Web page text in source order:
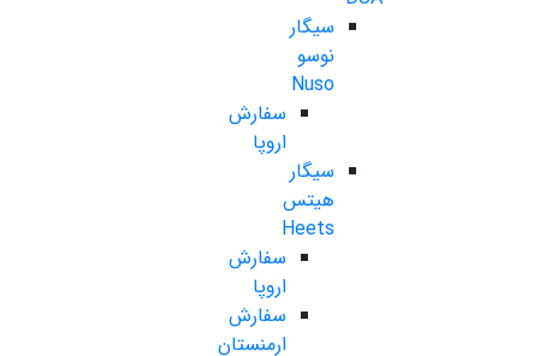
سیگار
نوسو
Nuso
سفارش
اروپا
سیگار
هیتس
Heets
سفارش
اروپا
سفارش
ارمنستان